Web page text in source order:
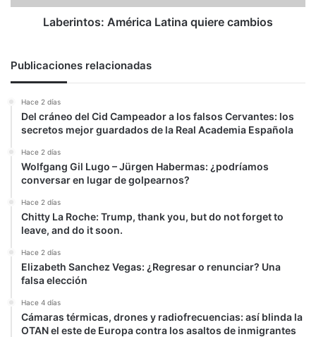
Laberintos: América Latina quiere cambios
Publicaciones relacionadas
Hace 2 días
Del cráneo del Cid Campeador a los falsos Cervantes: los
secretos mejor guardados de la Real Academia Española
Hace 2 días
Wolfgang Gil Lugo – Jürgen Habermas: ¿podríamos
conversar en lugar de golpearnos?
Hace 2 días
Chitty La Roche: Trump, thank you, but do not forget to
leave, and do it soon.
Hace 2 días
Elizabeth Sanchez Vegas: ¿Regresar o renunciar? Una
falsa elección
Hace 4 días
Cámaras térmicas, drones y radiofrecuencias: así blinda la
OTAN el este de Europa contra los asaltos de inmigrantes